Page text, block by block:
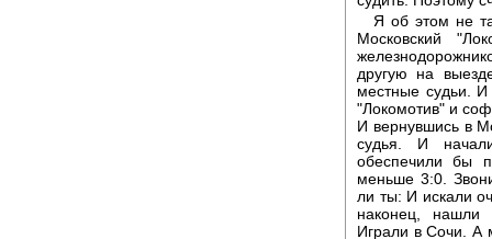
Я об этом не
Московский
другую на
местные судьи.
"Локомотив" и
И вернувшись в
судья. И
обеспечили бы
меньше 3:0.
ли ты: И искали
наконец, нашли
Играли в Сочи. А